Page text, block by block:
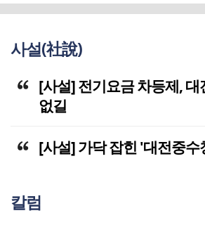
사설(社說)
[사설] 전기요금 차등제, 대
없길
[사설] 가닥 잡힌 '대전중수
칼럼